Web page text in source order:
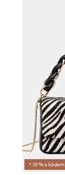
*-10 % s